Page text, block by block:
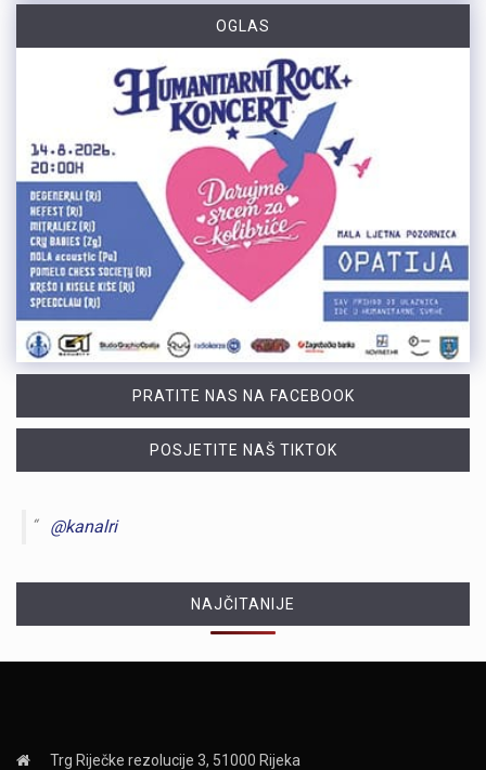
OGLAS
PRATITE NAS NA FACEBOOK
POSJETITE NAŠ TIKTOK
@kanalri
NAJČITANIJE
Trg Riječke rezolucije 3, 51000 Rijeka